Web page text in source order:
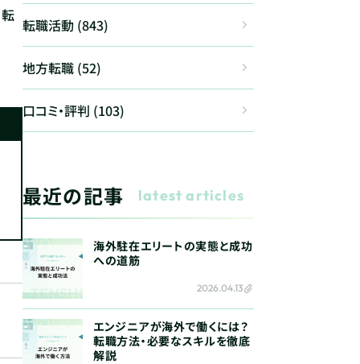
転職活動 (843)
地方転職 (52)
口コミ・評判 (103)
最近の記事 latest articles
海外駐在エリートの実態と成功
への道筋
2026.04.13
エンジニアが海外で働くには？
転職方法・必要なスキルを徹底
解説